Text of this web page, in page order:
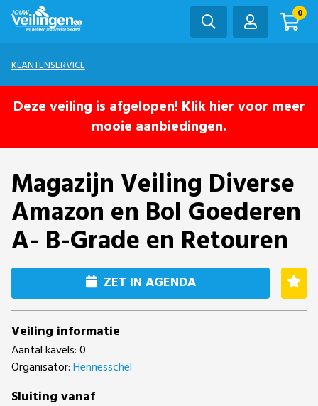
0
KLANTENSERVICE
Deze veiling is afgelopen! Klik hier voor meer
mooie aanbiedingen.
Magazijn Veiling Diverse
Amazon en Bol Goederen
A- B-Grade en Retouren
ZET IN AGENDA
Veiling informatie
Aantal kavels: 0
Organisator:Hennesschel
Sluiting vanaf